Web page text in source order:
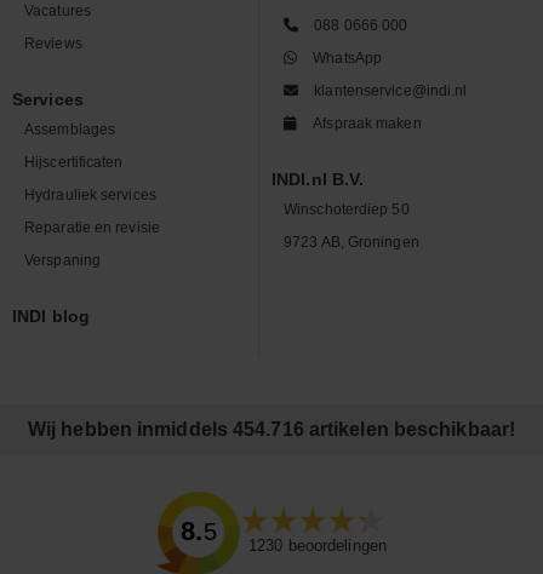
Vacatures
Reviews
Services
Assemblages
Hijscertificaten
Hydrauliek services
Reparatie en revisie
Verspaning
INDI blog
088 0666 000
WhatsApp
klantenservice@indi.nl
Afspraak maken
INDI.nl B.V.
Winschoterdiep 50
9723 AB, Groningen
Wij hebben inmiddels 454.716 artikelen beschikbaar!
8.5
1230 beoordelingen